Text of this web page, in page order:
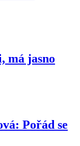
má jasno
Pořád se